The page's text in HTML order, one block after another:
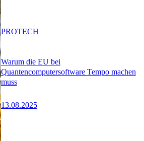
Warum die EU bei
Quantencomputersoftware Tempo machen
muss
13.08.2025
PROTECH